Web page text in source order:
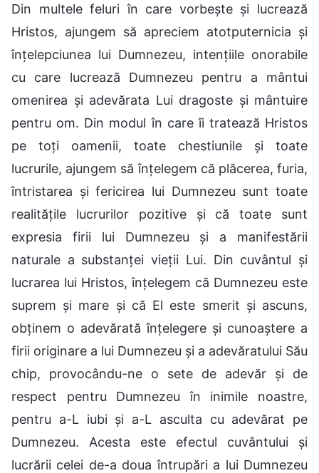
Din multele feluri în care vorbește și lucrează
Hristos, ajungem să apreciem atotputernicia și
înțelepciunea lui Dumnezeu, intențiile onorabile
cu care lucrează Dumnezeu pentru a mântui
omenirea și adevărata Lui dragoste și mântuire
pentru om. Din modul în care îi tratează Hristos
pe toți oamenii, toate chestiunile și toate
lucrurile, ajungem să înțelegem că plăcerea, furia,
întristarea și fericirea lui Dumnezeu sunt toate
realitățile lucrurilor pozitive și că toate sunt
expresia firii lui Dumnezeu și a manifestării
naturale a substanței vieții Lui. Din cuvântul și
lucrarea lui Hristos, înțelegem că Dumnezeu este
suprem și mare și că El este smerit și ascuns,
obținem o adevărată înțelegere și cunoaștere a
firii originare a lui Dumnezeu și a adevăratului Său
chip, provocându-ne o sete de adevăr și de
respect pentru Dumnezeu în inimile noastre,
pentru a-L iubi și a-L asculta cu adevărat pe
Dumnezeu. Acesta este efectul cuvântului și
lucrării celei de-a doua întrupări a lui Dumnezeu